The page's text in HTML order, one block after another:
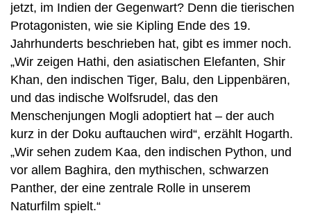
jetzt, im Indien der Gegenwart? Denn die tierischen
Protagonisten, wie sie Kipling Ende des 19.
Jahrhunderts beschrieben hat, gibt es immer noch.
„Wir zeigen Hathi, den asiatischen Elefanten, Shir
Khan, den indischen Tiger, Balu, den Lippenbären,
und das indische Wolfsrudel, das den
Menschenjungen Mogli adoptiert hat – der auch
kurz in der Doku auftauchen wird“, erzählt Hogarth.
„Wir sehen zudem Kaa, den indischen Python, und
vor allem Baghira, den mythischen, schwarzen
Panther, der eine zentrale Rolle in unserem
Naturfilm spielt.“